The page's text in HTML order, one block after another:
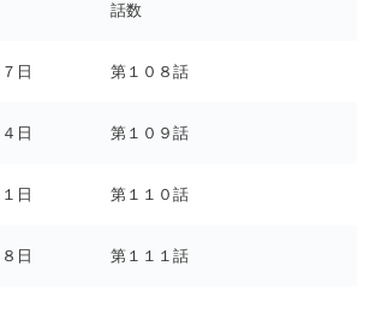
話数
日 第１０８話
日 第１０９話
日 第１１０話
日 第１１１話